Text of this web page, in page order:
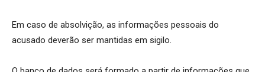
Em caso de absolvição, as informações pessoais do
acusado deverão ser mantidas em sigilo.